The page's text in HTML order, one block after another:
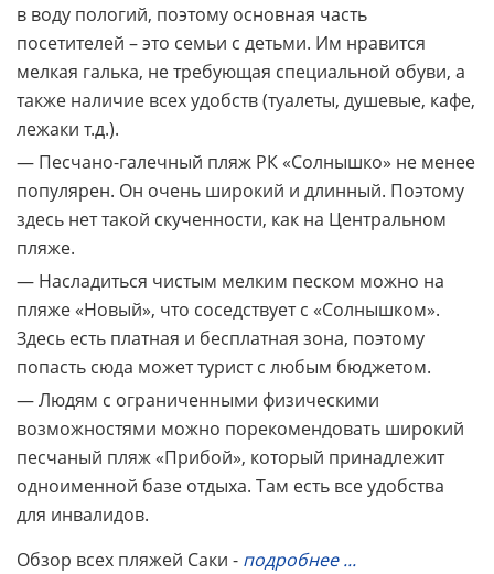
в воду пологий, поэтому основная часть
посетителей – это семьи с детьми. Им нравится
мелкая галька, не требующая специальной обуви, а
также наличие всех удобств (туалеты, душевые, кафе,
лежаки т.д.).
— Песчано-галечный пляж РК «Солнышко» не менее
популярен. Он очень широкий и длинный. Поэтому
здесь нет такой скученности, как на Центральном
пляже.
— Насладиться чистым мелким песком можно на
пляже «Новый», что соседствует с «Солнышком».
Здесь есть платная и бесплатная зона, поэтому
попасть сюда может турист с любым бюджетом.
— Людям с ограниченными физическими
возможностями можно порекомендовать широкий
песчаный пляж «Прибой», который принадлежит
одноименной базе отдыха. Там есть все удобства
для инвалидов.
Обзор всех пляжей Саки - подробнее ...